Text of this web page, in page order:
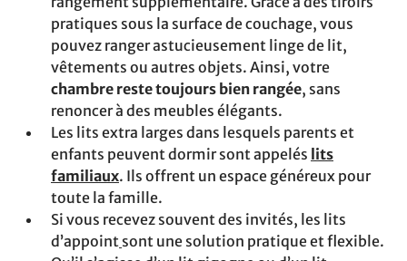
pratiques sous la surface de couchage, vous
pouvez ranger astucieusement linge de lit,
vêtements ou autres objets. Ainsi, votre
chambre reste toujours bien rangée, sans
renoncer à des meubles élégants.
Les lits extra larges dans lesquels parents et
enfants peuvent dormir sont appelés lits
familiaux. Ils offrent un espace généreux pour
toute la famille.
Si vous recevez souvent des invités, les lits
d’appoint sont une solution pratique et flexible.